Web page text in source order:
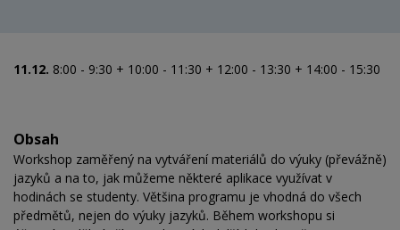
11.12. 8:00 - 9:30 + 10:00 - 11:30 + 12:00 - 13:30 + 14:00 - 15:30
Obsah
Workshop zaměřený na vytváření materiálů do výuky (převážně)
jazyků a na to, jak můžeme některé aplikace využívat v
hodinách se studenty. Většina programu je vhodná do všech
předmětů, nejen do výuky jazyků. Během workshopu si